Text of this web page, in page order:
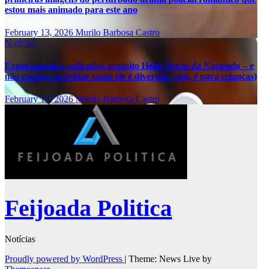
estou mais animado para este ano
February 13, 2026 Murilo Barbosa Castro
Notícias
Experimentei o aplicativo gratuito Hello Mario da Nintendo – e
não consigo acreditar como ele é divertido (sim, é para crianças)
February 13, 2026Murilo Barbosa Castro
Feijoada Politica
Notícias
Proudly powered by WordPress | Theme: News Live by